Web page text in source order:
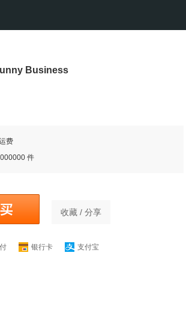
Business
费
件
收藏 / 分享
银行卡 支付宝